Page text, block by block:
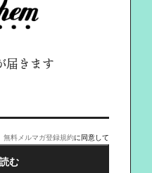
届きます
無料メルマガ登録規約に同意して